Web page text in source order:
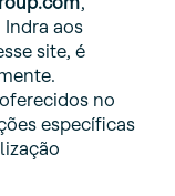
aos
site, é
no
específicas